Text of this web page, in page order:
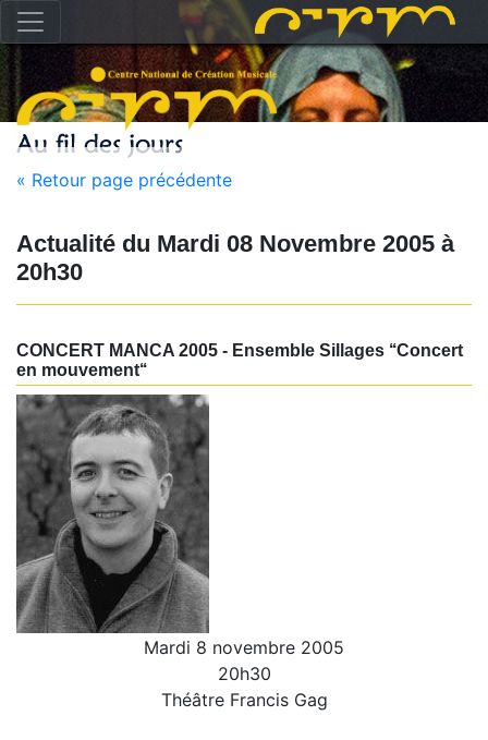
« Retour page précédente
Actualité du Mardi 08 Novembre 2005 à
20h30
CONCERT MANCA 2005 - Ensemble Sillages ‘‘Concert
en mouvement‘‘
Mardi 8 novembre 2005
20h30
Théâtre Francis Gag